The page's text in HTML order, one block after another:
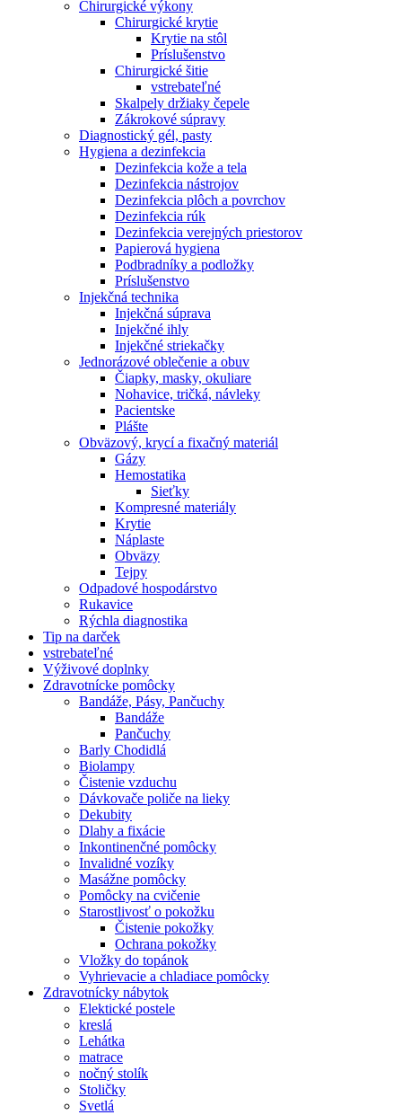
Chirurgické výkony
Chirurgické krytie
Krytie na stôl
Príslušenstvo
Chirurgické šitie
vstrebateľné
Skalpely držiaky čepele
Zákrokové súpravy
Diagnostický gél, pasty
Hygiena a dezinfekcia
Dezinfekcia kože a tela
Dezinfekcia nástrojov
Dezinfekcia plôch a povrchov
Dezinfekcia rúk
Dezinfekcia verejných priestorov
Papierová hygiena
Podbradníky a podložky
Príslušenstvo
Injekčná technika
Injekčná súprava
Injekčné ihly
Injekčné striekačky
Jednorázové oblečenie a obuv
Čiapky, masky, okuliare
Nohavice, tričká, návleky
Pacientske
Plášte
Obväzový, krycí a fixačný materiál
Gázy
Hemostatika
Sieťky
Kompresné materiály
Krytie
Náplaste
Obväzy
Tejpy
Odpadové hospodárstvo
Rukavice
Rýchla diagnostika
Tip na darček
vstrebateľné
Výživové doplnky
Zdravotnícke pomôcky
Bandáže, Pásy, Pančuchy
Bandáže
Pančuchy
Barly Chodidlá
Biolampy
Čistenie vzduchu
Dávkovače poliče na lieky
Dekubity
Dlahy a fixácie
Inkontinenčné pomôcky
Invalidné vozíky
Masážne pomôcky
Pomôcky na cvičenie
Starostlivosť o pokožku
Čistenie pokožky
Ochrana pokožky
Vložky do topánok
Vyhrievacie a chladiace pomôcky
Zdravotnícky nábytok
Elektické postele
kreslá
Lehátka
matrace
nočný stolík
Stoličky
Svetlá